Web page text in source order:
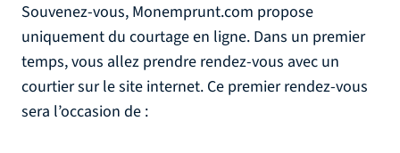
Souvenez-vous, Monemprunt.com propose
uniquement du courtage en ligne. Dans un premier
temps, vous allez prendre rendez-vous avec un
courtier sur le site internet. Ce premier rendez-vous
sera l’occasion de :